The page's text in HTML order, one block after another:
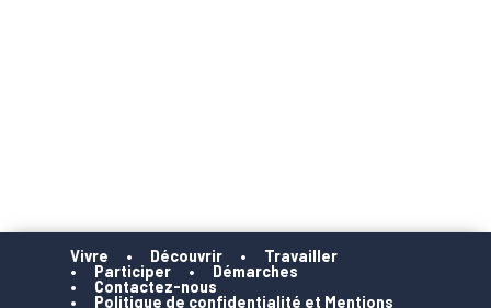
Vivre Découvrir
Travailler
Participer
Démarches
Contactez-nous
Politique de confidentialité et Mentions